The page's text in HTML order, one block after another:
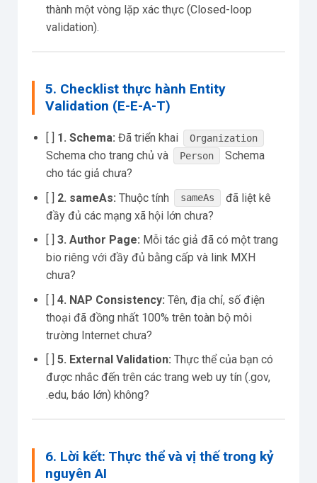
thành một vòng lặp xác thực (Closed-loop
validation).
5. Checklist thực hành Entity
Validation (E-E-A-T)
[ ] 1. Schema: Đã triển khai Organization
Schema cho trang chủ và Person
Schema
cho tác giả chưa?
[ ] 2. sameAs: Thuộc tính sameAs
đã liệt kê
đầy đủ các mạng xã hội lớn chưa?
[ ] 3. Author Page: Mỗi tác giả đã có một trang
bio riêng với đầy đủ bằng cấp và link MXH
chưa?
[ ] 4. NAP Consistency: Tên, địa chỉ, số điện
thoại đã đồng nhất 100% trên toàn bộ môi
trường Internet chưa?
5. External Validation: Thực thể của bạn có
được nhắc đến trên các trang web uy tín (.gov,
.edu, báo lớn) không?
6. Lời kết: Thực thể và vị thế trong kỷ
nguyên AI